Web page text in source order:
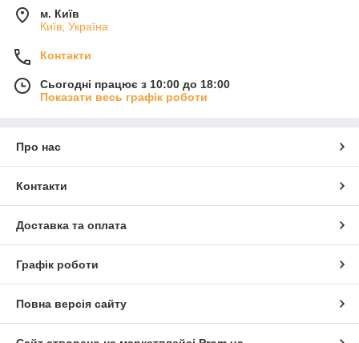
м. Київ
Київ, Україна
Контакти
Сьогодні працює з 10:00 до 18:00
Показати весь графік роботи
Про нас
Контакти
Доставка та оплата
Графік роботи
Повна версія сайту